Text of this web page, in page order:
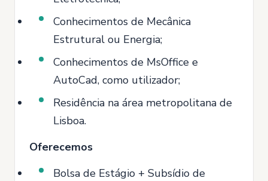
Conhecimentos de Mecânica
Estrutural ou Energia;
Conhecimentos de MsOffice e
AutoCad, como utilizador;
Residência na área metropolitana de
Lisboa.
Oferecemos
Bolsa de Estágio + Subsídio de